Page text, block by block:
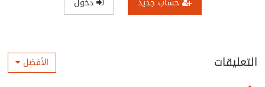
التعليقات الأفضل